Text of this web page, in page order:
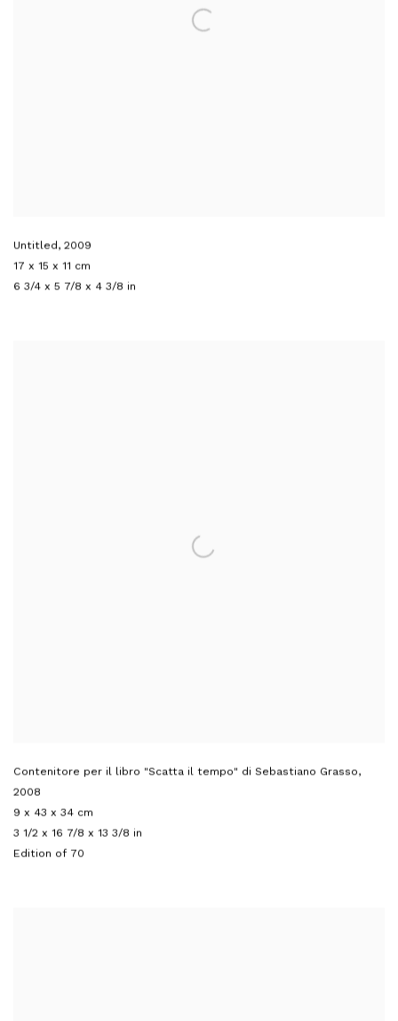
Untitled, 2009
17 x 15 x 11 cm
6 3/4 x 5 7/8 x 4 3/8 in
Contenitore per il libro "Scatta il tempo" di Sebastiano Grasso,
2008
9 x 43 x 34 cm
3 1/2 x 16 7/8 x 13 3/8 in
Edition of 70